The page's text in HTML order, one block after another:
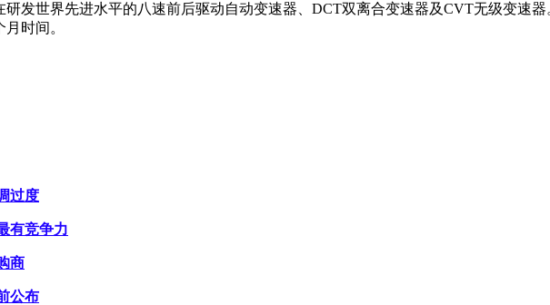
发世界先进水平的八速前后驱动自动变速器、DCT双离合变速器及CVT无级变速
时间。
过度
有竞争力
商
公布